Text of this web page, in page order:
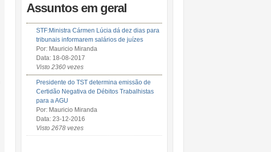
Assuntos em geral
STF:Ministra Cármen Lúcia dá dez dias para
tribunais informarem salários de juízes
Por: Mauricio Miranda
Data: 18-08-2017
Visto 2360 vezes
Presidente do TST determina emissão de
Certidão Negativa de Débitos Trabalhistas
para a AGU
Por: Mauricio Miranda
Data: 23-12-2016
Visto 2678 vezes